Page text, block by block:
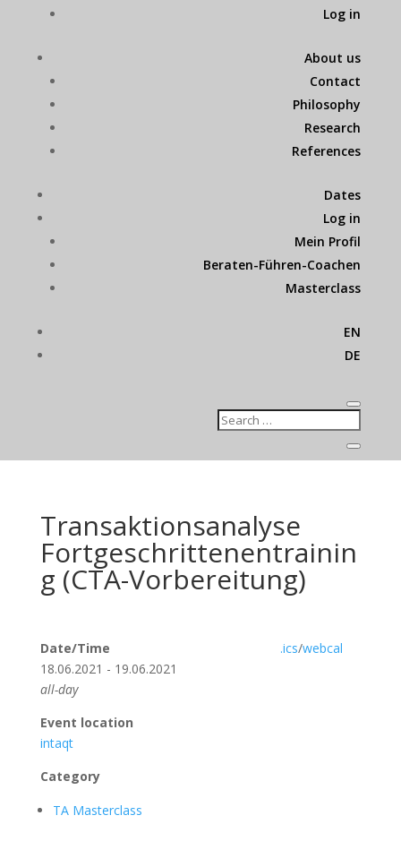
Log in
About us
Contact
Philosophy
Research
References
Dates
Log in
Mein Profil
Beraten-Führen-Coachen
Masterclass
EN
DE
Transaktionsanalyse
Fortgeschrittenentrainin
g (CTA-Vorbereitung)
.ics/webcal
Date/Time
18.06.2021 - 19.06.2021
all-day
Event location
intaqt
Category
TA Masterclass